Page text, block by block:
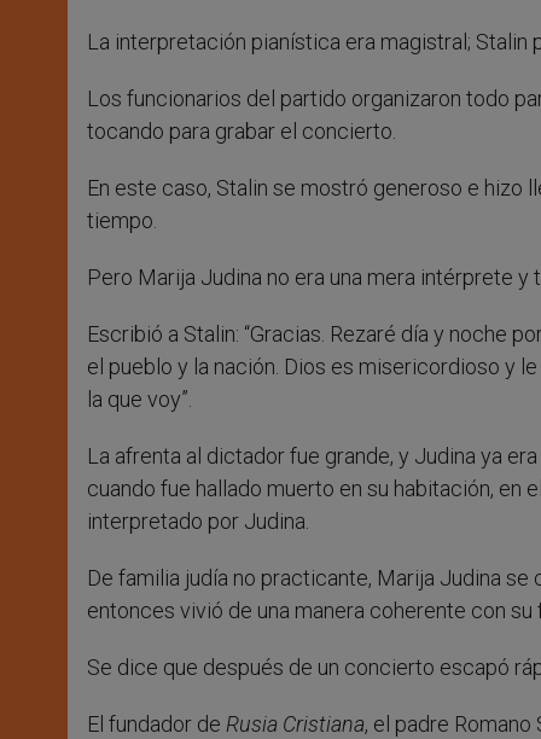
La interpretación pianística era magistral;
Los funcionarios del partido organizaron todo
tocando para grabar el concierto.
En este caso, Stalin se mostró generoso e hizo
tiempo.
Pero Marija Judina no era una mera intérprete
Escribió a Stalin: “Gracias. Rezaré día y noche
el pueblo y la nación. Dios es misericordioso y
la que voy”.
La afrenta al dictador fue grande, y Judina ya
cuando fue hallado muerto en su habitación,
interpretado por Judina.
De familia judía no practicante, Marija Judina
entonces vivió de una manera coherente con
Se dice que después de un concierto escapó
El fundador de Rusia Cristiana, el padre